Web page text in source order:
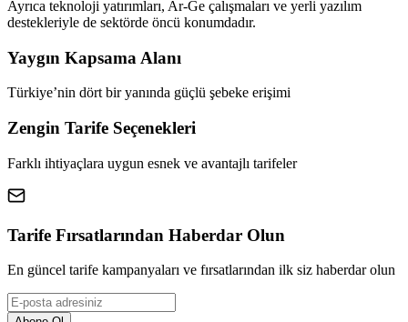
Ayrıca teknoloji yatırımları, Ar-Ge çalışmaları ve yerli yazılım
destekleriyle de sektörde öncü konumdadır.
Yaygın Kapsama Alanı
Türkiye’nin dört bir yanında güçlü şebeke erişimi
Zengin Tarife Seçenekleri
Farklı ihtiyaçlara uygun esnek ve avantajlı tarifeler
Tarife Fırsatlarından Haberdar Olun
En güncel tarife kampanyaları ve fırsatlarından ilk siz haberdar olun